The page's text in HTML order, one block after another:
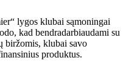
lygos klubai sąmoningai
kad bendradarbiaudami su
biržomis, klubai savo
produktus.